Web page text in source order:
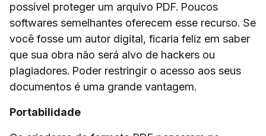
possível proteger um arquivo PDF. Poucos
softwares semelhantes oferecem esse recurso. Se
você fosse um autor digital, ficaria feliz em saber
que sua obra não será alvo de hackers ou
plagiadores. Poder restringir o acesso aos seus
documentos é uma grande vantagem.
Portabilidade